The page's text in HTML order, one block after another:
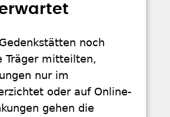
noch
Träger mitteilten,
nur im
oder auf Online-
gehen die